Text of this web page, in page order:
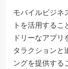
モバイルビジネ
トを活用する
ドリーなアプ
タラクションと
ングを提供する